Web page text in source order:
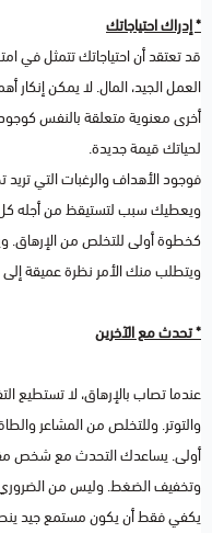
* إدراك احتياجاتك
قد تعتقد أن احتياجاتك تتمثل في
العمل الجيد، المال. لا يمكن إنكار
أخرى معنوية متعلقة بالنفس
لحياتك قيمة جديدة.
فوجود الأهداف والرغبات التي
ويعطيك سبب لتستيقظ من أجله كل
كخطوة أولى للتخلص من الإرهاق.
ويتطلب منك الأمر نظرة عميقة
* تحدث مع الآخرين
عندما تصاب بالإرهاق، لا تستطيع
والتوتر. وللتخلص من المشاعر
أولى. يساعدك التحدث مع شخص
وتخفيف الضغط. وليس من
يكفي فقط أن يكون مستمع جيد